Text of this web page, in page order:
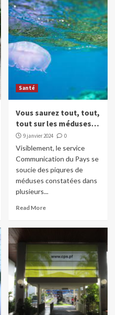
Santé
Vous saurez tout, tout,
tout sur les méduses…
9 janvier 2024 0
Visiblement, le service
Communication du Pays se
soucie des piqures de
méduses constatées dans
plusieurs...
Read More